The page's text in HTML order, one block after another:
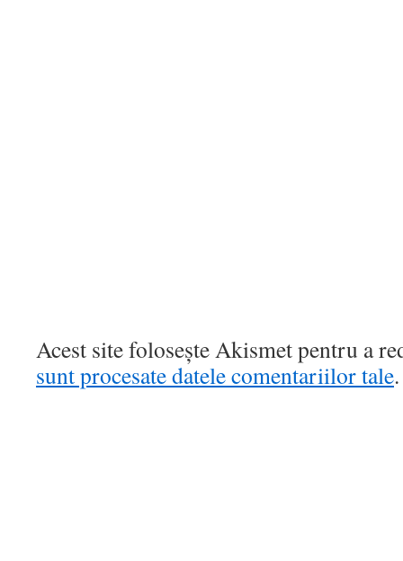
Acest site folosește Akismet pentru a
sunt procesate datele comentariilor tale.